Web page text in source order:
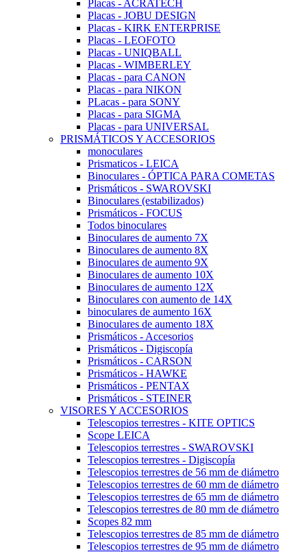
Placas - ACRATECH
Placas - JOBU DESIGN
Placas - KIRK ENTERPRISE
Placas - LEOFOTO
Placas - UNIQBALL
Placas - WIMBERLEY
Placas - para CANON
Placas - para NIKON
PLacas - para SONY
Placas - para SIGMA
Placas - para UNIVERSAL
PRISMÁTICOS Y ACCESORIOS
monoculares
Prismaticos - LEICA
Binoculares - ÓPTICA PARA COMETAS
Prismáticos - SWAROVSKI
Binoculares (estabilizados)
Prismáticos - FOCUS
Todos binoculares
Binoculares de aumento 7X
Binoculares de aumento 8X
Binoculares de aumento 9X
Binoculares de aumento 10X
Binoculares de aumento 12X
Binoculares con aumento de 14X
binoculares de aumento 16X
Binoculares de aumento 18X
Prismáticos - Accesorios
Prismáticos - Digiscopía
Prismáticos - CARSON
Prismáticos - HAWKE
Prismáticos - PENTAX
Prismáticos - STEINER
VISORES Y ACCESORIOS
Telescopios terrestres - KITE OPTICS
Scope LEICA
Telescopios terrestres - SWAROVSKI
Telescopios terrestres - Digiscopía
Telescopios terrestres de 56 mm de diámetro
Telescopios terrestres de 60 mm de diámetro
Telescopios terrestres de 65 mm de diámetro
Telescopios terrestres de 80 mm de diámetro
Scopes 82 mm
Telescopios terrestres de 85 mm de diámetro
Telescopios terrestres de 95 mm de diámetro